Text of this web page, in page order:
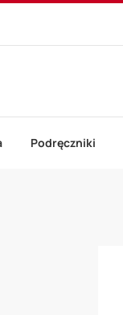
Podręczniki